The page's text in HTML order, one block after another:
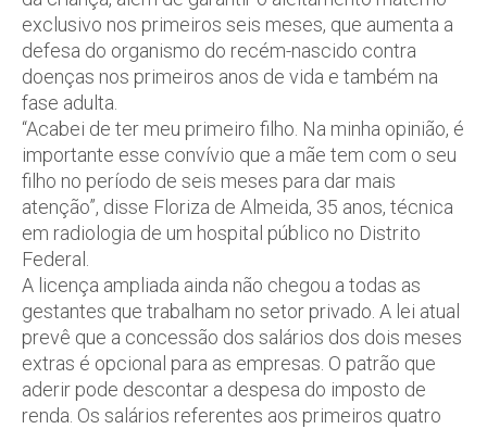
exclusivo nos primeiros seis meses, que aumenta a
defesa do organismo do recém-nascido contra
doenças nos primeiros anos de vida e também na
fase adulta.
“Acabei de ter meu primeiro filho. Na minha opinião, é
importante esse convívio que a mãe tem com o seu
filho no período de seis meses para dar mais
atenção”, disse Floriza de Almeida, 35 anos, técnica
em radiologia de um hospital público no Distrito
Federal.
A licença ampliada ainda não chegou a todas as
gestantes que trabalham no setor privado. A lei atual
prevê que a concessão dos salários dos dois meses
extras é opcional para as empresas. O patrão que
aderir pode descontar a despesa do imposto de
renda. Os salários referentes aos primeiros quatro